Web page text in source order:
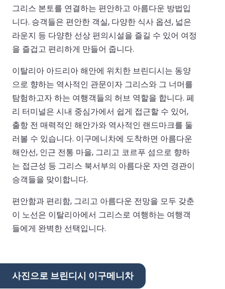
그리스 본토를 연결하는 편안하고 아름다운 방법입
니다. 승객들은 편안한 객실, 다양한 식사 옵션, 넓은
라운지 등 다양한 선상 편의시설을 즐길 수 있어 여정
을 즐겁고 편리하게 만들어 줍니다.
이탈리아 아드리아 해안에 위치한 브린디시는 동양
으로 향하는 역사적인 관문이자 그리스와 그 너머를
탐험하고자 하는 여행객들의 허브 역할을 합니다. 페
리 터미널은 시내 중심가에서 쉽게 접근할 수 있어,
출항 전 매력적인 해안가와 역사적인 랜드마크를 둘
러볼 수 있습니다. 이구메니차에 도착하면 아름다운
해안선, 인근 전통 마을, 그리고 코르푸 섬으로 향하
는 접근성 등 그리스 북서부의 아름다운 자연 경관이
승객들을 맞이합니다.
편안함과 편리함, 그리고 아름다운 전망을 모두 갖춘
이 노선은 이탈리아에서 그리스로 여행하는 여행객
들에게 완벽한 선택입니다.
사진으로 브린디시 이구메니차